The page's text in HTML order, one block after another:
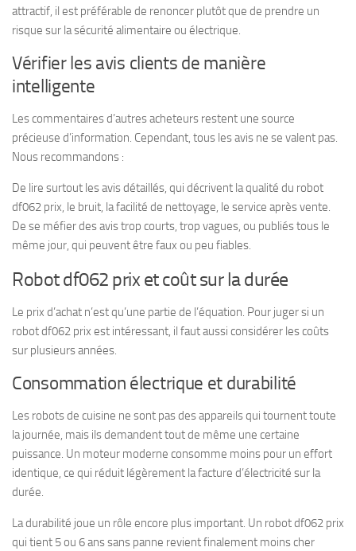
attractif, il est préférable de renoncer plutôt que de prendre un
risque sur la sécurité alimentaire ou électrique.
Vérifier les avis clients de manière
intelligente
Les commentaires d’autres acheteurs restent une source
précieuse d’information. Cependant, tous les avis ne se valent pas.
Nous recommandons :
De lire surtout les avis détaillés, qui décrivent la qualité du robot
df062 prix, le bruit, la facilité de nettoyage, le service après vente.
De se méfier des avis trop courts, trop vagues, ou publiés tous le
même jour, qui peuvent être faux ou peu fiables.
Robot df062 prix et coût sur la durée
Le prix d’achat n’est qu’une partie de l’équation. Pour juger si un
robot df062 prix est intéressant, il faut aussi considérer les coûts
sur plusieurs années.
Consommation électrique et durabilité
Les robots de cuisine ne sont pas des appareils qui tournent toute
la journée, mais ils demandent tout de même une certaine
puissance. Un moteur moderne consomme moins pour un effort
identique, ce qui réduit légèrement la facture d’électricité sur la
durée.
La durabilité joue un rôle encore plus important. Un robot df062 prix
qui tient 5 ou 6 ans sans panne revient finalement moins cher